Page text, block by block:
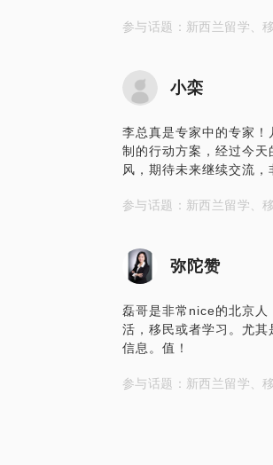
参与话题：新西兰留学、
小栾
李总真是专家中的专家
制的行动方案，经过今
风，期待未来继续交流，
参与话题：新西兰留学、
弥陀赞
磊哥是非常nice的北京人
活，移民或者学习。尤
信息。值！
参与话题：新西兰留学、